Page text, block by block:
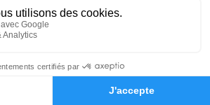
Hommages
2024 à 14h30
de Provence et Parc Mémorial
Claude Nicolas Ledoux